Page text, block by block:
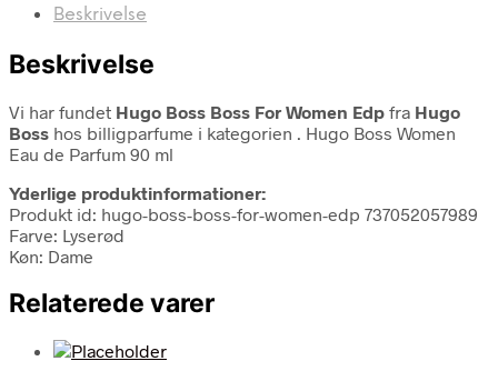
Beskrivelse
Beskrivelse
Vi har fundet Hugo Boss Boss For Women Edp fra Hugo
Boss hos billigparfume i kategorien . Hugo Boss Women
Eau de Parfum 90 ml
Yderlige produktinformationer:
Produkt id: hugo-boss-boss-for-women-edp 737052057989
Farve: Lyserød
Køn: Dame
Relaterede varer